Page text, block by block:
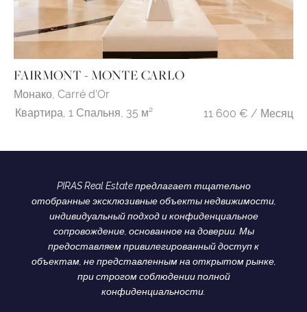
FAIRMONT - MONTE CARLO
Монако, Carré d'Or
Квартира, 1 Спальня, 35 м² 11 600 € / Месяц
PIRAS Real Estate предлагает тщательно
отобранные эксклюзивные объекты недвижимости,
индивидуальный подход и конфиденциальное
сопровождение, основанное на доверии. Мы
предоставляем привилегированный доступ к
объектам, не представленным на открытом рынке,
при строгом соблюдении полной
конфиденциальности.